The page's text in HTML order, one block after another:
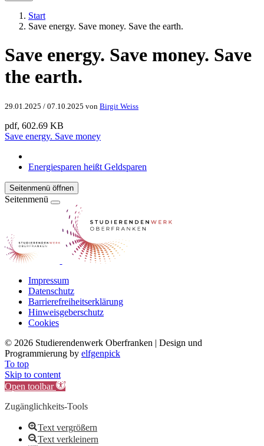
Start
Save energy. Save money. Save the earth.
Save energy. Save money. Save
the earth.
29.01.2025 / 07.10.2025 von Birgit Weiss
pdf, 602.69 KB
Save energy. Save money
Energiesparen heißt Geldsparen
Seitenmenü öffnen
Seitenmenü
Impressum
Datenschutz
Barrierefreiheitserklärung
Hinweisgeberschutz
Cookies
© 2026 Studierendenwerk Oberfranken | Design und
Programmierung by elfgenpick
To top
Skip to content
Open toolbar
Zugänglichkeits-Tools
Text vergrößern
Text verkleinern